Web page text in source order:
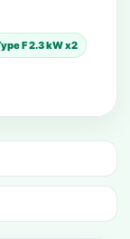
F 2.3 kW x2